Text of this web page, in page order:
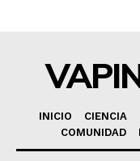
INICIO CIENCIA
COMUNIDAD